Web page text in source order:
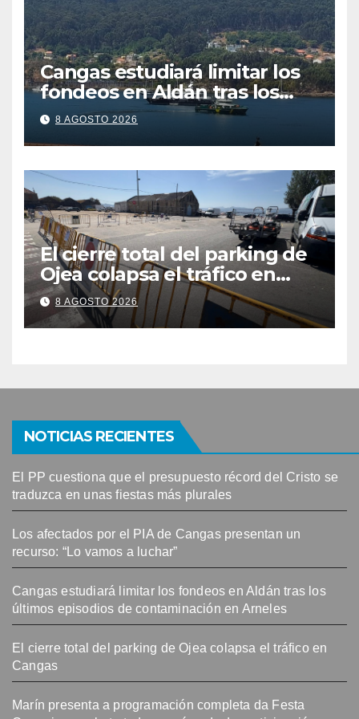
Cangas estudiará limitar los
fondeos en Aldán tras los
últimos episodios de
contaminación en Arneles
8 AGOSTO 2026
El cierre total del parking de
Ojea colapsa el tráfico en
Cangas
8 AGOSTO 2026
NOTICIAS RECIENTES
El PP cuestiona que el presupuesto récord del Cristo se
traduzca en unas fiestas más plurales
Los afectados por el PIA de Cangas presentan un
recurso: “Lo vamos a luchar”
Cangas estudiará limitar los fondeos en Aldán tras los
últimos episodios de contaminación en Arneles
El cierre total del parking de Ojea colapsa el tráfico en
Cangas
Marín presenta a programación completa da Festa